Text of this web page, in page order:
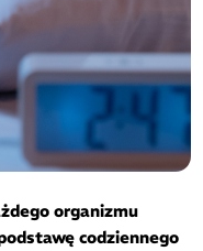
organizmu
codziennego